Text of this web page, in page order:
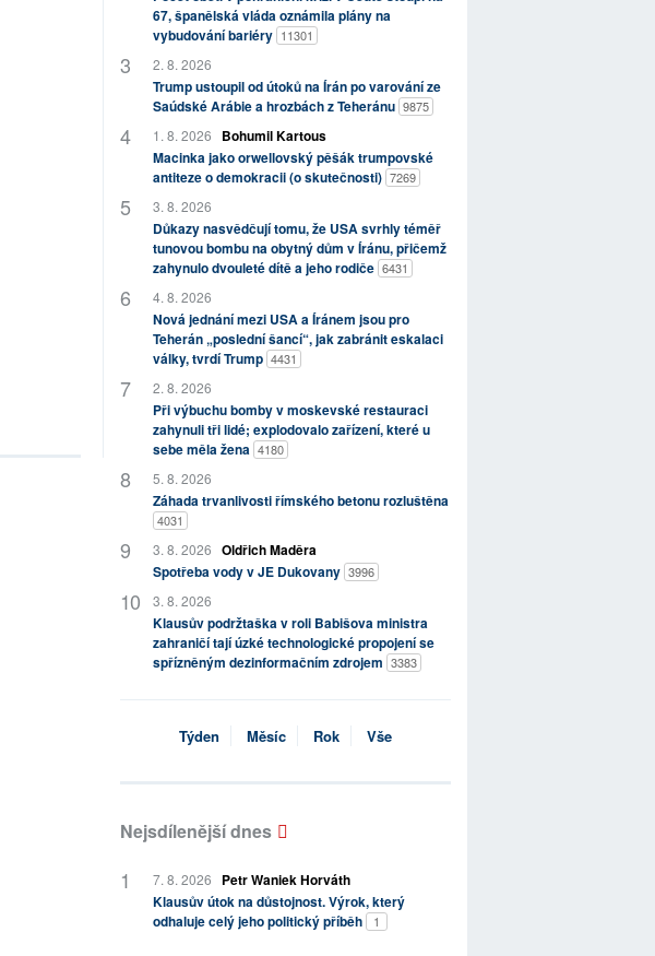
67, španělská vláda oznámila plány na
vybudování bariéry 11301
2. 8. 2026
Trump ustoupil od útoků na Írán po varování ze
Saúdské Arábie a hrozbách z Teheránu 9875
1. 8. 2026
Bohumil Kartous
Macinka jako orwellovský pěšák trumpovské
antiteze o demokracii (o skutečnosti) 7269
3. 8. 2026
Důkazy nasvědčují tomu, že USA svrhly téměř
tunovou bombu na obytný dům v Íránu, přičemž
zahynulo dvouleté dítě a jeho rodiče 6431
4. 8. 2026
Nová jednání mezi USA a Íránem jsou pro
Teherán „poslední šancí“, jak zabránit eskalaci
války, tvrdí Trump 4431
2. 8. 2026
Při výbuchu bomby v moskevské restauraci
zahynuli tři lidé; explodovalo zařízení, které u
sebe měla žena 4180
5. 8. 2026
Záhada trvanlivosti římského betonu rozluštěna
4031
3. 8. 2026 Oldřich Maděra
Spotřeba vody v JE Dukovany 3996
3. 8. 2026
Klausův podržtaška v roli Babišova ministra
zahraničí tají úzké technologické propojení se
spřízněným dezinformačním zdrojem 3383
Týden Měsíc Rok Vše
Nejsdílenější dnes
7. 8. 2026
Petr Waniek Horváth
Klausův útok na důstojnost. Výrok, který
odhaluje celý jeho politický příběh
1